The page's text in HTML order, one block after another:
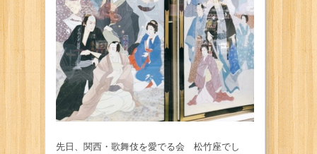
先日、関西・歌舞伎を愛でる会 松竹座でし